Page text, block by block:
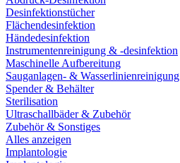
Desinfektionstücher
Flächendesinfektion
Händedesinfektion
Instrumentenreinigung & -desinfektion
Maschinelle Aufbereitung
Sauganlagen- & Wasserlinienreinigung
Spender & Behälter
Sterilisation
Ultraschallbäder & Zubehör
Zubehör & Sonstiges
Alles anzeigen
Implantologie